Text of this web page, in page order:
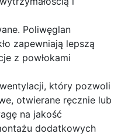
Poliwęglan
zapewniają lepszą
z powłokami
który pozwoli
otwierane ręcznie lub
na jakość
dodatkowych